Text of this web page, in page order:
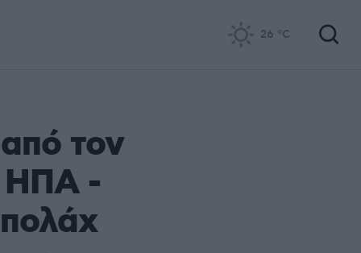
26 °C
τον
ΗΠΑ -